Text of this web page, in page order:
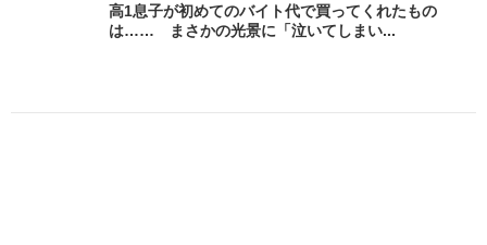
高1息子が初めてのバイト代で買ってくれたもの
は…… まさかの光景に「泣いてしまい...